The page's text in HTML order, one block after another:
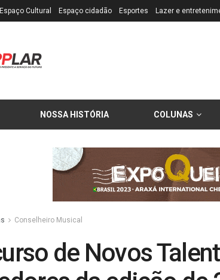
Espaço Cultural Espaço cidadão Esportes Lazer e
NOSSA HISTÓRIA COLUNAS
Conselheiro Musical
de Novos